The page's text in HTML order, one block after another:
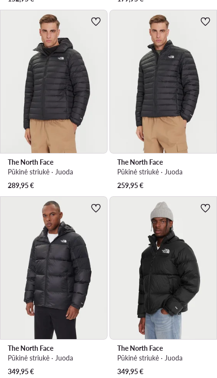
The North Face
Pūkinė striukė · Juoda
289,95€
The North Face
Pūkinė striukė · Juoda
259,95€
The North Face
Pūkinė striukė · Juoda
349,95€
The North Face
Pūkinė striukė · Juoda
349,95€